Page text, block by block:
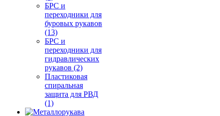
БРС и
переходники для
буровых рукавов
(13)
БРС и
переходники для
гидравлических
рукавов (2)
Пластиковая
спиральная
защита для РВД
(1)